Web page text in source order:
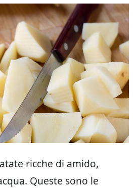
ricche di amido,
Queste sono le